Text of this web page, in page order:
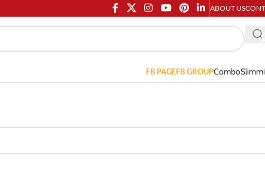
ABOUT US
FB PAGEFB GROUPCombo